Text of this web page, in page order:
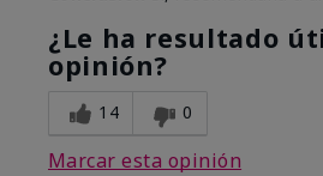
¿Le ha resultado
opinión?
14 0
Marcar esta opinión